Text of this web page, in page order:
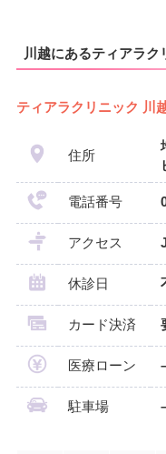
川越にあるティアラ
ティアラクリニック 川
住所
電話番号
アクセス
休診日
カード決済
医療ローン
駐車場